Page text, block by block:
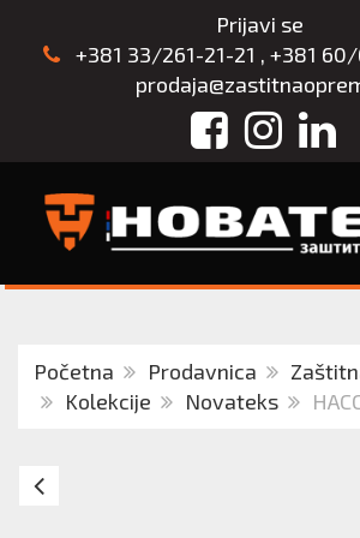
Prijavi se
+381 33/261-21-21 , +381
Facebook
Početna Prodavnica
Kolekcije
Novateks
HACCP